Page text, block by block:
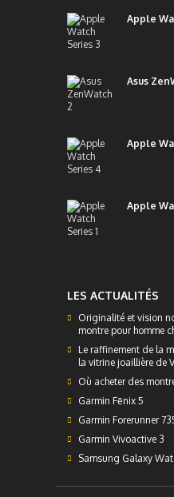
Apple
Asus
Apple
Apple
LES ACTUALITÉS
Originalité et vision
montre pour homme
Le raffinement de la
la vitrine joaillière de
Où acheter des
Garmin Fēnix 5
Garmin Forerunner
Garmin Vivoactive 3
Samsung Galaxy